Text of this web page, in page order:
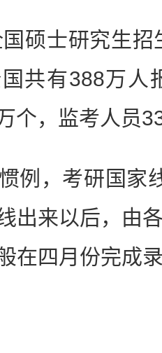
士研究生招
共有388万人
个，监考人员
，考研国家
出来以后，由
在四月份完成